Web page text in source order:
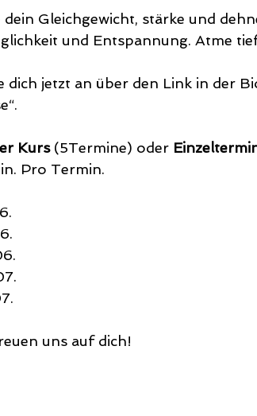
dein Gleichgewicht, stärke und
und Entspannung. Atme
dich jetzt an über den Link in der
Kurs (5Termine) oder
Pro Termin.
uns auf dich!